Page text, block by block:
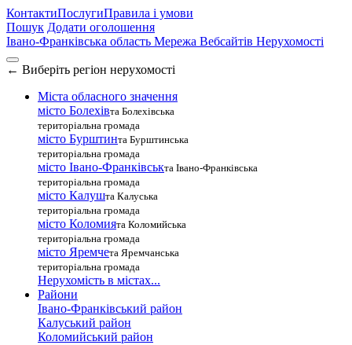
КонтактиПослугиПравила і умови
Пошук Додати оголошення
Івано-Франківська область Мережа Вебсайтів Нерухомості
← Виберіть регіон нерухомості
Міста обласного значення
місто Болехівта Болехівська
територіальна громада
місто Бурштинта Бурштинська
територіальна громада
місто Івано-Франківськта Івано-Франківська
територіальна громада
місто Калушта Калуська
територіальна громада
місто Коломията Коломийська
територіальна громада
місто Яремчета Яремчанська
територіальна громада
Нерухомість в містах...
Райони
Івано-Франківський район
Калуський район
Коломийський район